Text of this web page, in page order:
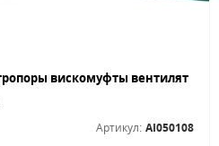
Артикул: AI050108